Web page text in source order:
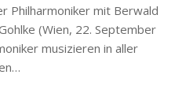
Philharmoniker mit Berwald
(Wien, 22. September
musizieren in aller